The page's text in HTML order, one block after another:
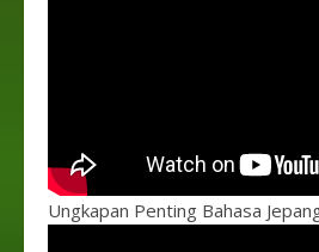
Ungkapan Penting Bahasa